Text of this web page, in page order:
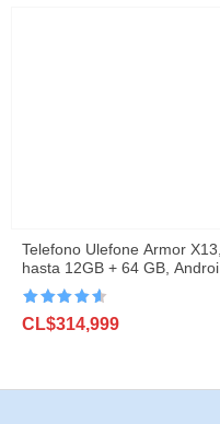
Telefono Ulefone Armor X13,
hasta 12GB + 64 GB, Android
13, 6320mAh, 50MP, 6,52[,
NFC, 4G
con4.6 de
CL$314,999